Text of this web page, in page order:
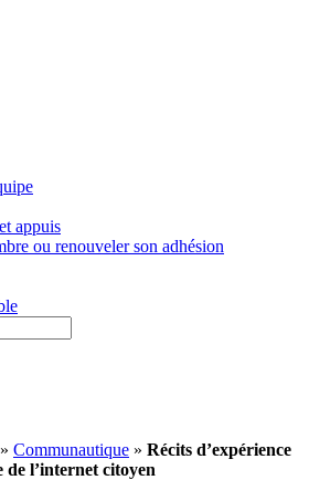
appuis
ou renouveler son adhésion
» Communautique » Récits d’expérience
de l’internet citoyen